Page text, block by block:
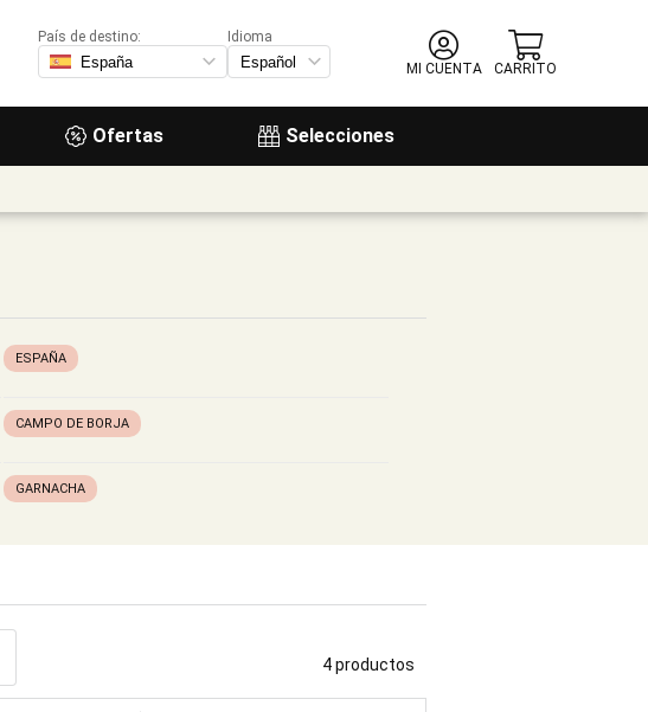
Ofertas Selecciones
País de destino:
Idioma
MI CUENTA
CARRITO
ESPAÑA
CAMPO DE BORJA
GARNACHA
4 productos